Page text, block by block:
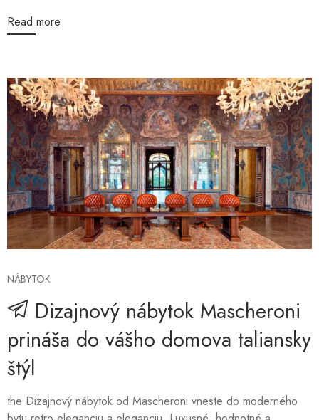
Read more
NÁBYTOK
Dizajnový nábytok Mascheroni
prináša do vášho domova taliansky
štýl
the Dizajnový nábytok od Mascheroni vneste do moderného